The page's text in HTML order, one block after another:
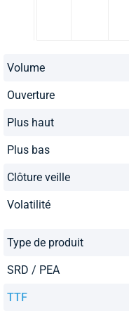
Volume
Ouverture
Plus haut
Plus bas
Clôture veille
Volatilité
Type de produit
SRD / PEA
TTF